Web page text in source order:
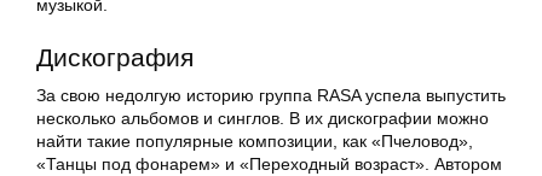
музыкой.
Дискография
За свою недолгую историю группа RASA успела выпустить
несколько альбомов и синглов. В их дискографии можно
найти такие популярные композиции, как «Пчеловод»,
«Танцы под фонарем» и «Переходный возраст». Автором